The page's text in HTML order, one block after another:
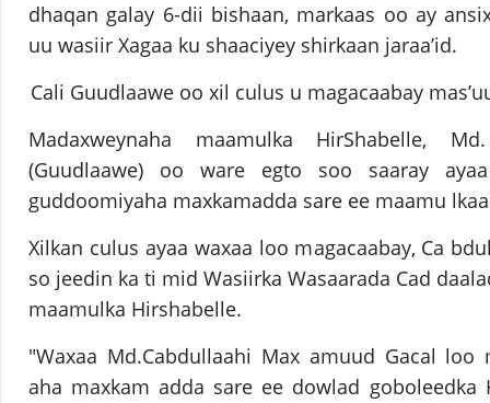
dhaqan galay 6-dii bishaan, markaas oo ay
uu wasiir Xagaa ku shaaciyey shirkaan jaraa’id.
Cali Guudlaawe oo xil culus u magacaabay
Madaxweynaha maamulka HirShabelle,
(Guudlaawe) oo ware egto soo saaray
guddoomiyaha maxkamadda sare ee maamu
Xilkan culus ayaa waxaa loo magacaabay, Ca
so jeedin ka ti mid Wasiirka Wasaarada Cad
maamulka Hirshabelle.
"Waxaa Md.Cabdullaahi Max amuud Gacal loo
aha maxkam adda sare ee dowlad goboleedka